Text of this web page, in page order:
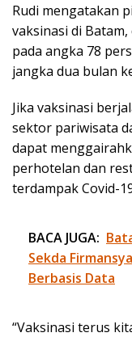
Rudi mengatakan
vaksinasi di
pada angka 78
jangka dua bulan
Jika vaksinasi
sektor pariwisata
dapat
perhotelan dan
terdampak Covid-
BACA JUGA:
Sekda
Berbasis Data
“Vaksinasi terus